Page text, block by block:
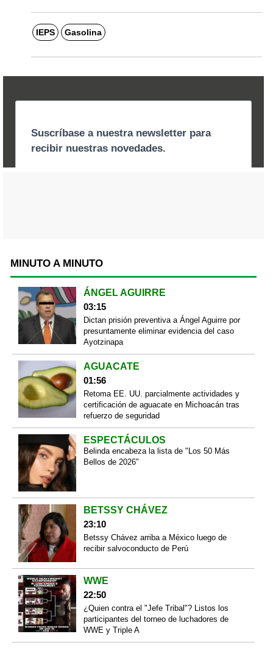
IEPS Gasolina
MINUTO A MINUTO
ÁNGEL AGUIRRE
03:15
Dictan prisión preventiva a Ángel Aguirre por
presuntamente eliminar evidencia del caso
Ayotzinapa
AGUACATE
01:56
Retoma EE. UU. parcialmente actividades y
certificación de aguacate en Michoacán tras
refuerzo de seguridad
ESPECTÁCULOS
Belinda encabeza la lista de "Los 50 Más
Bellos de 2026"
BETSSY CHÁVEZ
23:10
Betssy Chávez arriba a México luego de
recibir salvoconducto de Perú
WWE
22:50
¿Quien contra el "Jefe Tribal"? Listos los
participantes del torneo de luchadores de
WWE y Triple A